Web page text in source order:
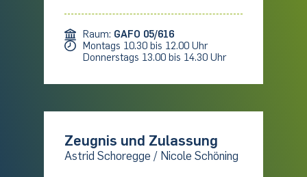
Raum: GAFO 05/616
Montags 10.30 bis 12.00 Uhr
Donnerstags 13.00 bis 14.30 Uhr
Zeugnis und Zulassung
Astrid Schoregge / Nicole Schöning